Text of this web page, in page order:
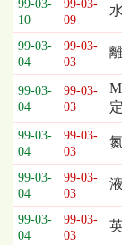
購
列
表，
欄
位
依
序
為：
開
標
日
期、
截
99-03-
10
99-03-
09
99-03-
04
99-03-
03
99-03-
04
99-03-
03
99-03-
04
99-03-
03
99-03-
04
99-03-
03
99-03-
04
99-03-
03